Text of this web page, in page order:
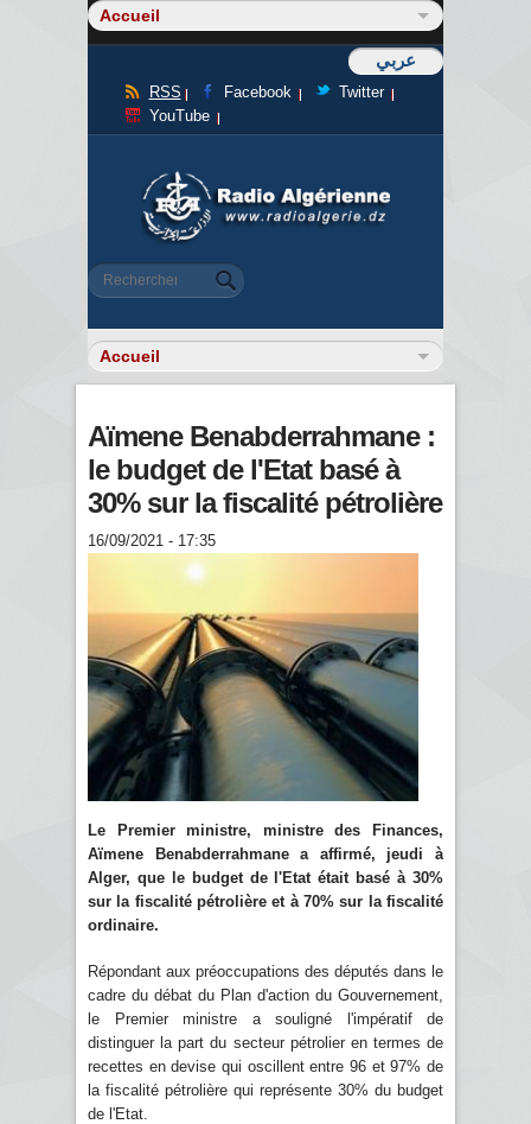
عربي
RSS Facebook
Twitter
YouTube
Formulaire de recherche
Rechercher
Aïmene Benabderrahmane :
le budget de l'Etat basé à
30% sur la fiscalité pétrolière
16/09/2021 - 17:35
Le Premier ministre, ministre des Finances,
Aïmene Benabderrahmane a affirmé, jeudi à
Alger, que le budget de l'Etat était basé à 30%
sur la fiscalité pétrolière et à 70% sur la fiscalité
ordinaire.
Répondant aux préoccupations des députés dans le
cadre du débat du Plan d'action du Gouvernement,
le Premier ministre a souligné l'impératif de
distinguer la part du secteur pétrolier en termes de
recettes en devise qui oscillent entre 96 et 97% de
la fiscalité pétrolière qui représente 30% du budget
de l'Etat.